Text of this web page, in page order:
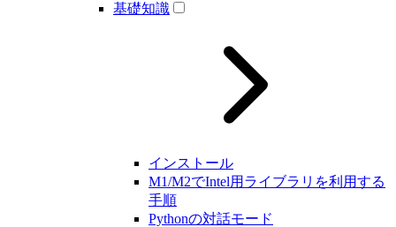
基礎知識
インストール
M1/M2でIntel用ライブラリを利用する
手順
Pythonの対話モード